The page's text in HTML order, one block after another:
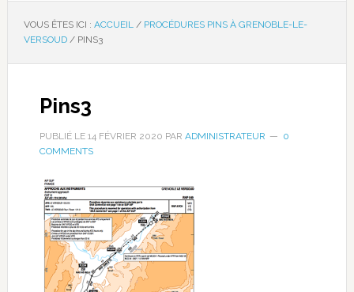
VOUS ÊTES ICI : ACCUEIL / PROCÉDURES PINS À GRENOBLE-LE-
VERSOUD /PINS3
Pins3
PUBLIÉ LE 14 FÉVRIER 2020 PAR ADMINISTRATEUR
0
COMMENTS